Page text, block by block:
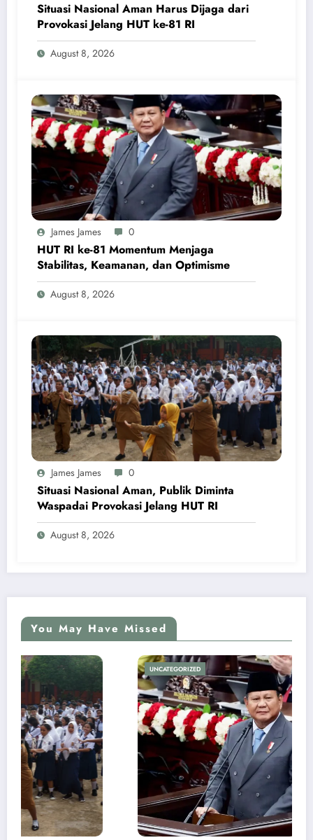
Situasi Nasional Aman Harus Dijaga dari
Provokasi Jelang HUT ke-81 RI
August 8, 2026
James James 0
HUT RI ke-81 Momentum Menjaga
Stabilitas, Keamanan, dan Optimisme
August 8, 2026
James James 0
Situasi Nasional Aman, Publik Diminta
Waspadai Provokasi Jelang HUT RI
August 8, 2026
You May Have Missed
UNCATEGORIZED